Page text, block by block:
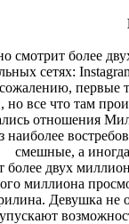
более
сетях:
все что там
отношения
смешные, а
двух
миллиона
Девушка